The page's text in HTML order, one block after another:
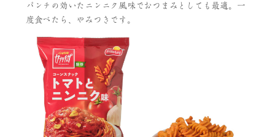
パンチの効いたニンニク風味でおつまみとしても最適。一
度食べたら、やみつきです。